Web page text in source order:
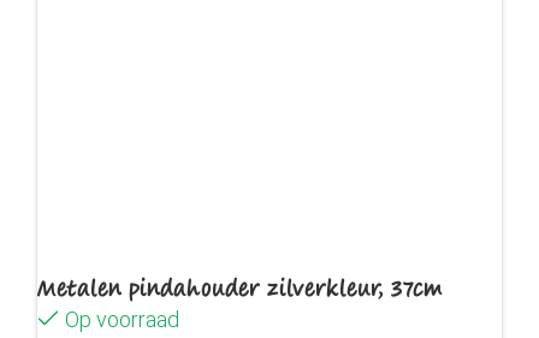
Metalen pindahouder zilverkleur, 37cm
Op voorraad